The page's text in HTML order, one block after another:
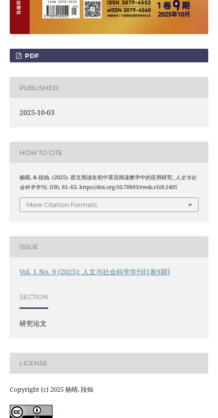
PDF
PUBLISHED
2025-10-03
HOW TO CITE
杨晴, & 段灿. (2025). 群文阅读在初中英语阅读教学中的应用研究. 人文与社
会科学学刊, 1(9), 61–63. https://doi.org/10.70693/rwsk.v1i9.1405
More Citation Formats
ISSUE
Vol. 1 No. 9 (2025): 人文与社会科学学刊[1卷9期]
SECTION
研究论文
LICENSE
Copyright (c) 2025 杨晴, 段灿